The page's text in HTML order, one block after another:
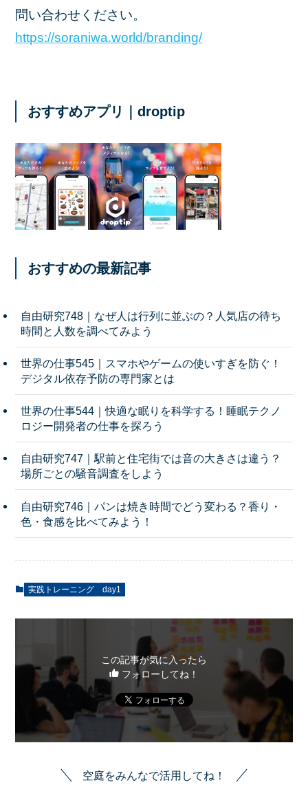
問い合わせください。
https://soraniwa.world/branding/
おすすめアプリ｜droptip
おすすめの最新記事
自由研究748｜なぜ人は行列に並ぶの？人気店の待ち
時間と人数を調べてみよう
世界の仕事545｜スマホやゲームの使いすぎを防ぐ！
デジタル依存予防の専門家とは
世界の仕事544｜快適な眠りを科学する！睡眠テクノ
ロジー開発者の仕事を探ろう
自由研究747｜駅前と住宅街では音の大きさは違う？
場所ごとの騒音調査をしよう
自由研究746｜パンは焼き時間でどう変わる？香り・
色・食感を比べてみよう！
実践トレーニング day1
この記事が気に入ったら
フォローしてね！
空庭をみんなで活用してね！